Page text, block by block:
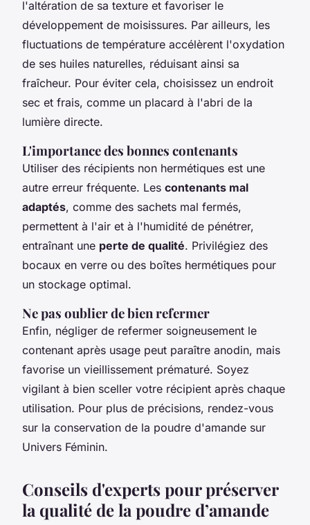
l'altération de sa texture et favoriser le
développement de moisissures. Par ailleurs, les
fluctuations de température accélèrent l'oxydation
de ses huiles naturelles, réduisant ainsi sa
fraîcheur. Pour éviter cela, choisissez un endroit
sec et frais, comme un placard à l'abri de la
lumière directe.
L'importance des bonnes contenants
Utiliser des récipients non hermétiques est une
autre erreur fréquente. Les contenants mal
adaptés, comme des sachets mal fermés,
permettent à l'air et à l'humidité de pénétrer,
entraînant une perte de qualité. Privilégiez des
bocaux en verre ou des boîtes hermétiques pour
un stockage optimal.
Ne pas oublier de bien refermer
Enfin, négliger de refermer soigneusement le
contenant après usage peut paraître anodin, mais
favorise un vieillissement prématuré. Soyez
vigilant à bien sceller votre récipient après chaque
utilisation. Pour plus de précisions, rendez-vous
sur la conservation de la poudre d'amande sur
Univers Féminin.
Conseils d'experts pour préserver
la qualité de la poudre d’amande